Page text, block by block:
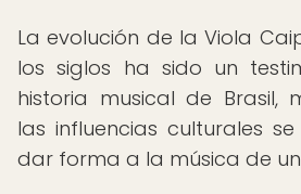
La evolución de la Viola
los siglos ha sido un
historia musical de Brasil,
las influencias culturales
dar forma a la música de